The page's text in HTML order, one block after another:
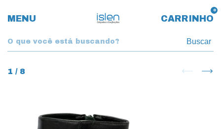
MENU CARRINHO
0
Buscar
1 / 8